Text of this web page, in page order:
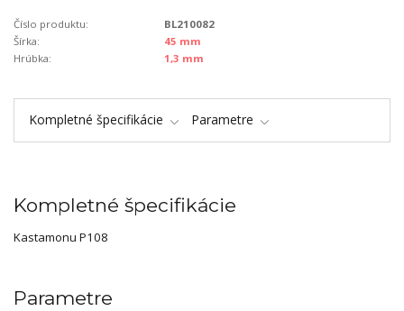
Číslo produktu:
BL210082
Šírka:
45 mm
Hrúbka:
1,3 mm
Kompletné špecifikácie Parametre
Kompletné špecifikácie
Kastamonu P108
Parametre